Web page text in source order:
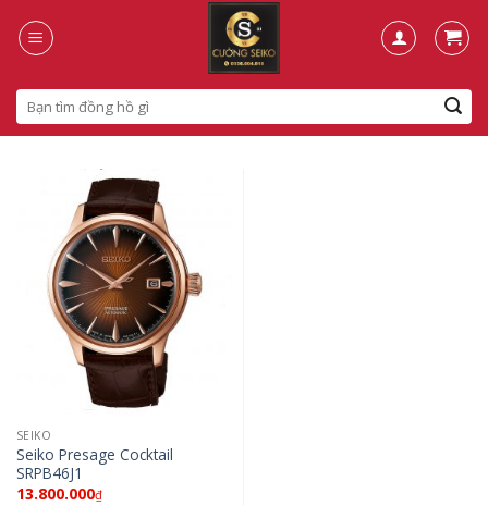
Search
for:
SEIKO
Seiko Presage Cocktail
SRPB46J1
13.800.000₫